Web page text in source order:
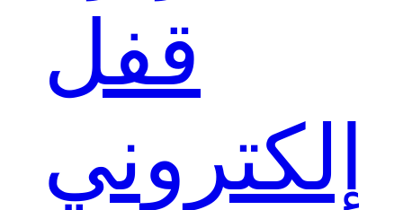
قفل
إلكتروني